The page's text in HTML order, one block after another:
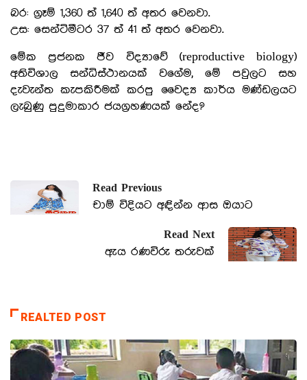
බර: ග්‍රෑම් 1,360 ත් 1,640 ත් අතර වෙනවා.
උස: සෙන්ටිමීටර 37 ත් 41 ත් අතර වෙනවා.
මේක ප්‍රජනක ජීව විද්‍යාවේ (reproductive biology)
අතිවිශාල සන්ධිස්ථානයක් වගේම, මේ පවුලට සහ
දැවැන්ත කැපකිරීමක් කරපු වෛද්‍ය කාර්ය මණ්ඩලයට
ලැබුණු පුදුමාකාර ජයග්‍රහණයක් නේද?
Read Previous
චාම් විදියට අඳින්න ආස ඔයාට
Read Next
ඇය රණවිරු තරුවක්
REALTED POST